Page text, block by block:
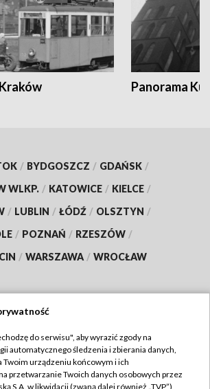
Panorama
/ BYDGOSZCZ / GDAŃSK /
WLKP. / KATOWICE / KIELCE /
/ LUBLIN / ŁÓDŹ / OLSZTYN /
/ POZNAŃ / RZESZÓW /
/ WARSZAWA / WROCŁAW
TVP
Regulamin TVP
do serwisu", aby wyrazić zgody na
automatycznego śledzenia i zbierania danych,
Twoim urządzeniu końcowym i ich
przetwarzanie Twoich danych osobowych przez
S.A. w likwidacji (zwaną dalej również „TVP”),